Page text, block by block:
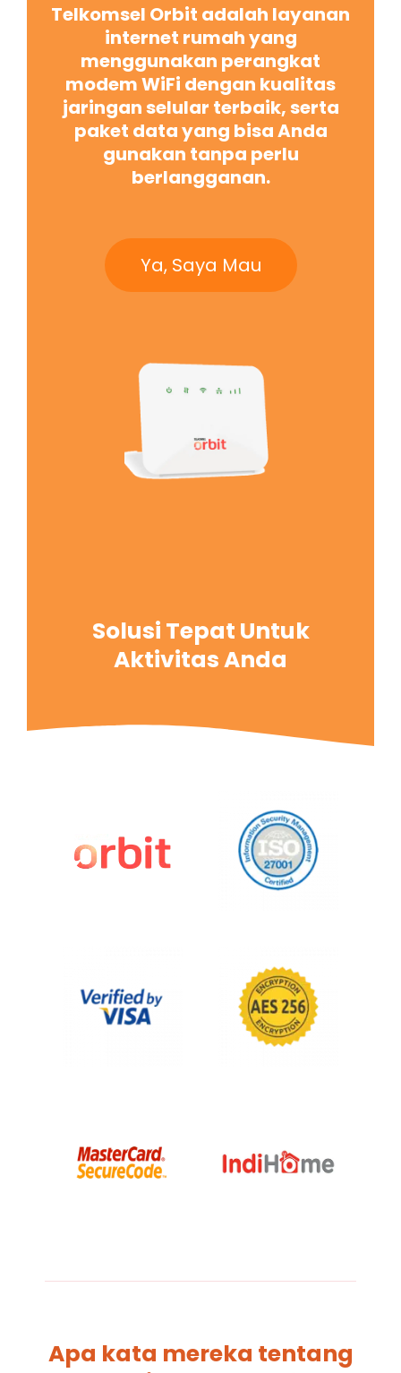
Telkomsel Orbit adalah layanan
internet rumah yang
menggunakan perangkat
modem WiFi dengan kualitas
jaringan selular terbaik, serta
paket data yang bisa Anda
gunakan tanpa perlu
berlangganan.
Ya, Saya Mau
Solusi Tepat Untuk
Aktivitas Anda
Apa kata mereka tentang